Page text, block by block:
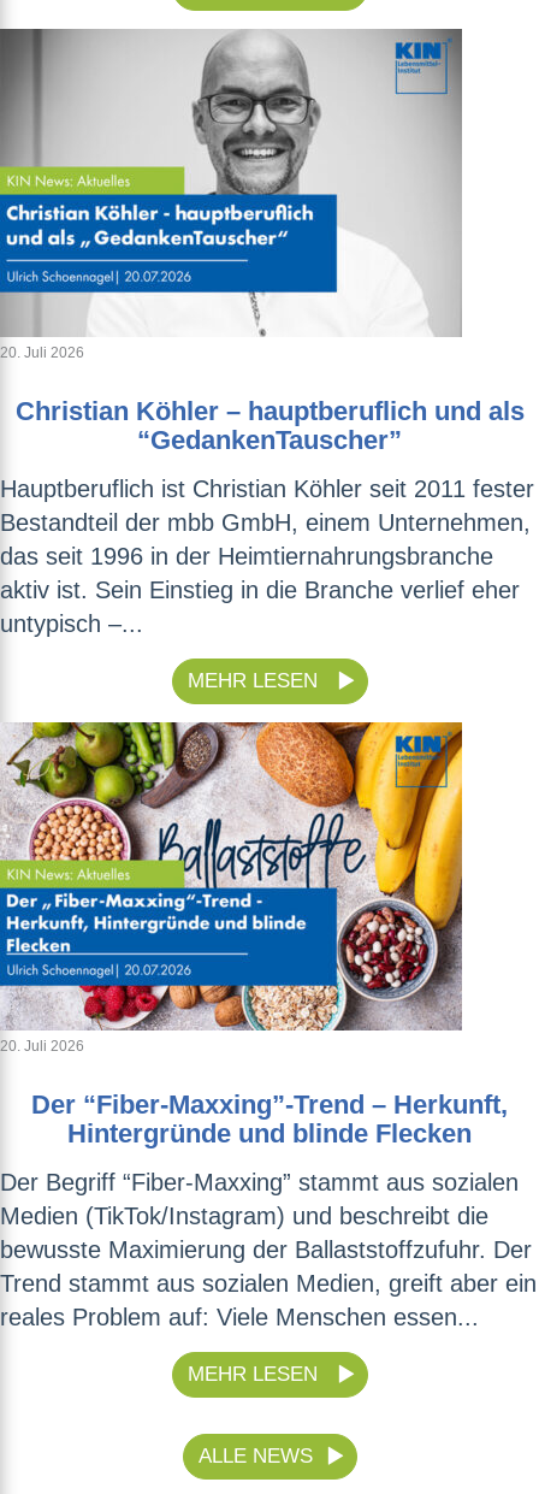
20. Juli 2026
Christian Köhler – hauptberuflich und als
“GedankenTauscher”
Hauptberuflich ist Christian Köhler seit 2011 fester
Bestandteil der mbb GmbH, einem Unternehmen,
das seit 1996 in der Heimtiernahrungsbranche
aktiv ist. Sein Einstieg in die Branche verlief eher
untypisch –...
MEHR LESEN
20. Juli 2026
Der “Fiber-Maxxing”-Trend – Herkunft,
Hintergründe und blinde Flecken
Der Begriff “Fiber-Maxxing” stammt aus sozialen
Medien (TikTok/Instagram) und beschreibt die
bewusste Maximierung der Ballaststoffzufuhr. Der
Trend stammt aus sozialen Medien, greift aber ein
reales Problem auf: Viele Menschen essen...
MEHR LESEN
ALLE NEWS